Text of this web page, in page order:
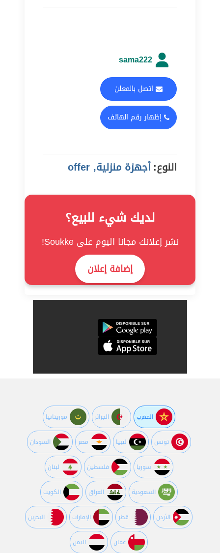
sama222
اتصل بالمعلن
إظهار رقم الهاتف
النوع:أجهزة منزلية, offer
لديك شيء للبيع؟
نشر إعلانك مجانا اليوم على Soukke!
إضافة إعلان
المغرب الجزائر موريتانيا
تونس ليبيا مصر السودان
سوريا فلسطين لبنان
السعودية العراق الكويت
اﻷردن قطر اﻹمارات البحرين
عمان اليمن